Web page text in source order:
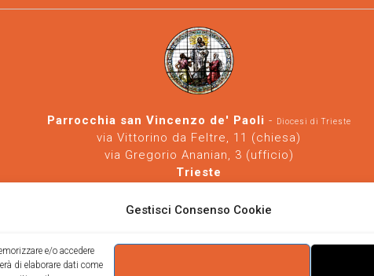
Gestisci Consenso Cookie
e/o accedere
di elaborare dati come
Parrocchia san Vincenzo de' Paoli - Diocesi di Trieste
via Vittorino da Feltre, 11 (chiesa)
via Gregorio Ananian, 3 (ufficio)
Trieste
https://www.svdp-trieste.it-parrocchia@svdp-trieste.it
Informativa privacy-Informativa cookie